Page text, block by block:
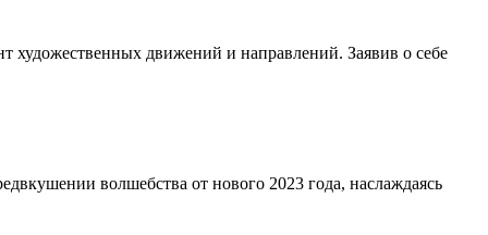
движений и направлений. Заявив о себе
волшебства от нового 2023 года, наслаждаясь